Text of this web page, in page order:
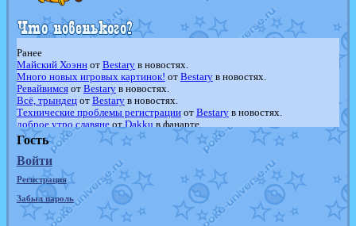
Ранее
Майский Хоэннот Bestaryв новостях.
Много новых игровых картинок! от Bestaryв новостях.
Ревайвимсяот Bestaryв новостях.
Всё, трындецот Bestaryв новостях.
Технические проблемы регистрацииот Bestaryв новостях.
доброе утро славянеот Dakku в фанарте.
Йолда и МимикьюотMavisNyanCatв фанарте.
Недовольный котомангуст
в фанарте.
The Dark Wishmaker
отRandomon
шадоу спиритомб
отilovearceus
в фанарте.
траббишотilovearceusв фанарте.
Raging BoltотGraceDaFox
Shadow mismagiusотJOK_julia
в фанарте.
художникот vicavicaв фанарте.
Гость
Войти
Регистрация
Забыл пароль